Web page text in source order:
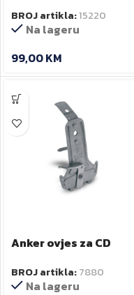
Canella Oak 600×2600
– 2,6 M
BROJ artikla:15220
Na lageru
99,00KM
Anker ovjes za CD
art.35003
BROJ artikla:7880
Na lageru